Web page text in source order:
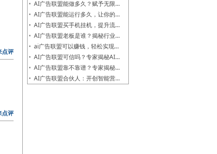
点评
点评
AI广告联盟能做多久？赋予无限…
AI广告联盟能运行多久，让你的…
AI广告联盟买手机挂机，提升流…
AI广告联盟老板是谁？揭秘行业…
ai广告联盟可以赚钱，轻松实现…
AI广告联盟可信吗？专家揭秘AI…
AI广告联盟靠不靠谱？专家揭秘…
AI广告联盟合伙人：开创智能营…